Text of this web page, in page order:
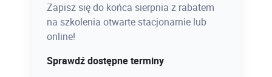
12.08 o 12:08 zamykamy Blind Bird na
PROCAD EXPO 2026 - dołącz w
najlepszej cenie!
Sprawdź szczegóły!
Zapisz się do końca sierpnia z rabatem
na szkolenia otwarte stacjonarnie lub
online!
Sprawdź dostępne terminy